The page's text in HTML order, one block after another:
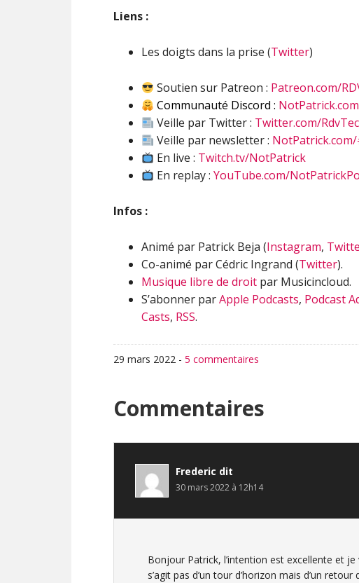
Liens :
Les doigts dans la prise (Twitter)
Soutien sur Patreon : Patreon.com/
Communauté Discord :
Veille par Twitter : Twitter.com/
Veille par newsletter :
En live : Twitch.tv/NotPatrick
En replay :YouTube.com/
Infos :
Animé par Patrick Beja (Instagram,
Co-animé par Cédric Ingrand (Twitter).
Musique libre de droit par Musicincloud.
S’abonner parApple Podcasts, Podcast
Casts, RSS.
29 mars 2022 - 5 commentaires
Interactions
du
lecteur
Commentaires
Frederic dit
30 mars 2022 à 12h14
Bonjour Patrick, l’intention est excellente et
s’agit pas d’un tour d’horizon mais d’un